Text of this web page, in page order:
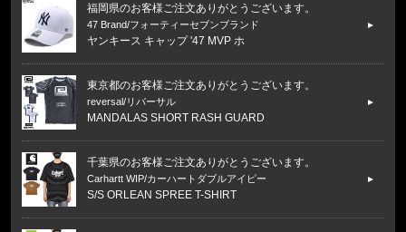
福岡県のお客様ご注文ありがとうございます。
47 Brand/フォーティーセブンブランド
ヤンキース キャップ '47 MVP ホ
東京都のお客様ご注文ありがとうございます。
reversal/リバーサル
MANDALAS SHORT RASH GUARD
千葉県のお客様ご注文ありがとうございます。
Carhartt WIP/カーハートダブルアイピー
S/S ORLEAN SPREE T-SHIRT